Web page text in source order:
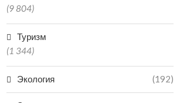
(9 804)
Туризм
(1 344)
Экология (192)